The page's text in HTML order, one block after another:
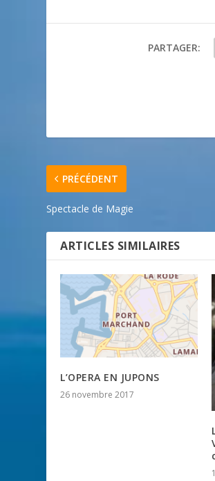
PARTAGER:
PRÉCÉDENT
Spectacle de Magie
ARTICLES SIMILAIRES
L’OPERA EN JUPONS
26 novembre 2017